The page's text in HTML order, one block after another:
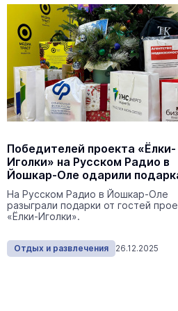
На ощупь.
лабиринту
Город
Победителей проекта «Ёлки-
Иголки» на Русском Радио в
Йошкар-Оле одарили
На Русском Радио в Йошкар-Оле
разыграли подарки от гостей
«Ёлки-Иголки».
Отдых и развлечения 26.12.2025
Оле в
Кремле
военно-спортивное
Армия Сегодня